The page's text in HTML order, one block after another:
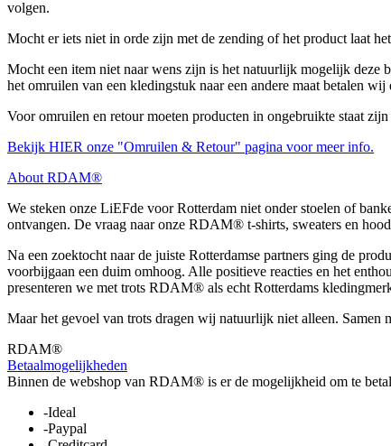
volgen.
Mocht er iets niet in orde zijn met de zending of het product laat
Mocht een item niet naar wens zijn is het natuurlijk mogelijk deze
het omruilen van een kledingstuk naar een andere maat betalen
Voor omruilen en retour moeten producten in ongebruikte staat zijn
Bekijk HIER onze "Omruilen & Retour" pagina voor meer info.
About RDAM®
We steken onze LiEFde voor Rotterdam niet onder stoelen of
ontvangen. De vraag naar onze RDAM® t-shirts, sweaters en
Na een zoektocht naar de juiste Rotterdamse partners ging de
voorbijgaan een duim omhoog. Alle positieve reacties en het
presenteren we met trots RDAM® als echt Rotterdams
Maar het gevoel van trots dragen wij natuurlijk niet alleen.
RDAM®
Betaalmogelijkheden
Binnen de webshop van RDAM® is er de mogelijkheid om te
-Ideal
-Paypal